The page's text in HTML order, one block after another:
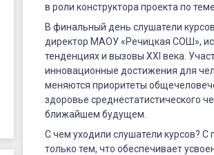
в роли конструктора проекта по
В финальный день слушатели
директор МАОУ «Речицкая СОШ»,
тенденциях и вызовыXXI века.
инновационные достижения для
меняются приоритеты
здоровье среднестатистического
ближайшем будущем.
С чем уходили слушатели курсов?
только тем, что обеспечивает